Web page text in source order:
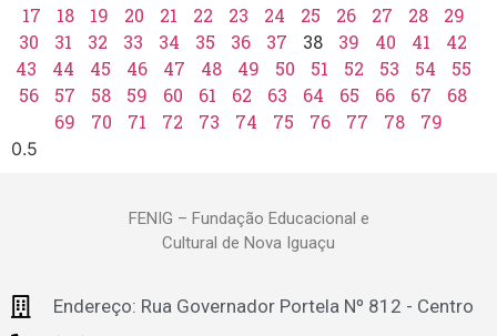
17
18 19 20 21 22 23 24 25 26 27 28
29
30
31 32 33 34 35 36 37 38 39 40 41
42
43
44 45 46 47 48 49 50 51 52 53 54
55
56
57 58 59 60 61 62 63 64 65 66 67
68
69
70 71 72 73 74 75 76 77 78 79
FENIG – Fundação Educacional e
Cultural de Nova Iguaçu
Endereço: Rua Governador Portela Nº 812 - Centro